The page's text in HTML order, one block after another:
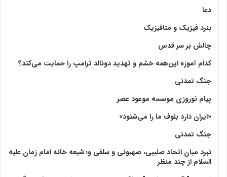
دعا
بنرد فیزیک و متافیزیک
چالش بر سر قدس
کدام آموزه این‌همه خشم و تهدید دونالد ترامپ را حمایت می‌کند؟
جنگ تمدنی
پیام نوروزی موسسه موعود عصر
«ایران دارد بلوف ما را می‌شنود»
جنگ تمدنی
نبرد میان اتحاد صلیبی، صهیونی و سلفی و؛ شیعه خانه امام زمان علیه
السلام از چند منظر